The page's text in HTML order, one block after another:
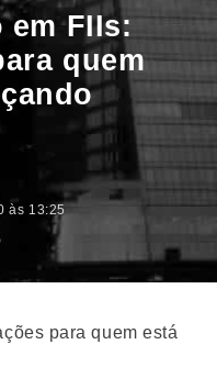
em FIIs:
quem
às 13:25